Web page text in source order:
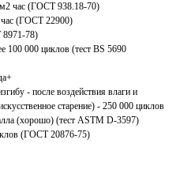
час (ГОСТ 938.18-70)
час (ГОСТ 22900)
8971-78)
100 000 циклов (тест BS 5690
- после воздействия влаги и
старение) - 250 000 циклов
(хорошо) (тест ASTM D-3597)
(ГОСТ 20876-75)